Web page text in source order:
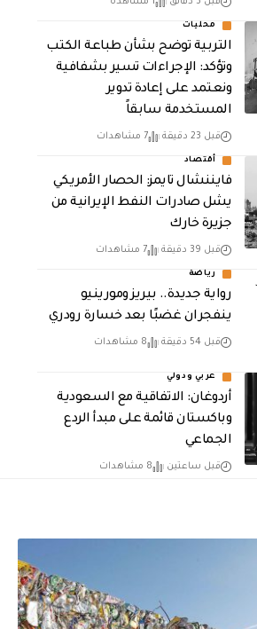
محليات
التربية توضح بشأن طباعة الكتب
وتؤكد: الإجراءات تسير بشفافية
ونعتمد على إعادة تدوير
المستخدمة سابقاً
قبل 23 دقيقة 7 مشاهدات
أقتصاد
فايننشال تايمز: الحصار الأمريكي
يشل صادرات النفط الإيرانية من
جزيرة خارك
قبل 39 دقيقة 7 مشاهدات
رياضة
رواية جديدة.. بيريز ومورينيو
ينفجران غضبًا بعد خسارة رودري
قبل 54 دقيقة 8 مشاهدات
عربي ودولي
أردوغان: الاتفاقية مع السعودية
وباكستان قائمة على مبدأ الردع
الجماعي
قبل ساعتين 8 مشاهدات